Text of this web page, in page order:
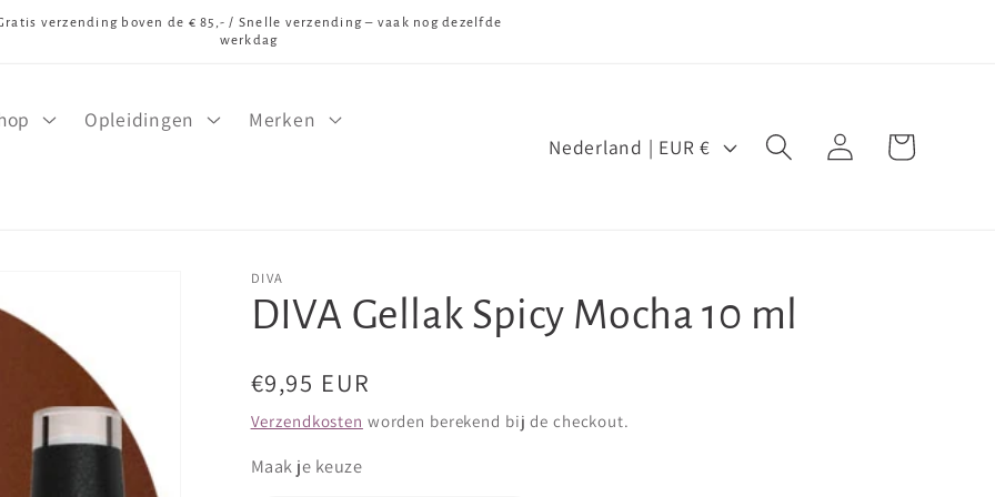
verzending boven de € 85,- / Snelle verzending – vaak nog dezelfde
werkdag
Opleidingen Merken
r
i
Nederland | EUR € InloggenWinkelwagen
DIVA
DIVA Gellak Spicy Mocha 10 ml
Normale
prijs
€9,95 EUR
Verzendkosten worden berekend bij de checkout.
Maak je keuze